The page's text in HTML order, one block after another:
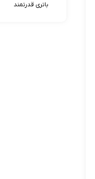
باتری قدرتمند